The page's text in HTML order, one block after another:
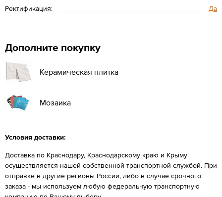
Ректификация:
Да
Дополните покупку
Керамическая плитка
Мозаика
Условия доставки:
Доставка по Краснодару, Краснодарскому краю и Крыму
осуществляется нашей собственной транспортной службой. При
отправке в другие регионы России, либо в случае срочного
заказа - мы используем любую федеральную транспортную